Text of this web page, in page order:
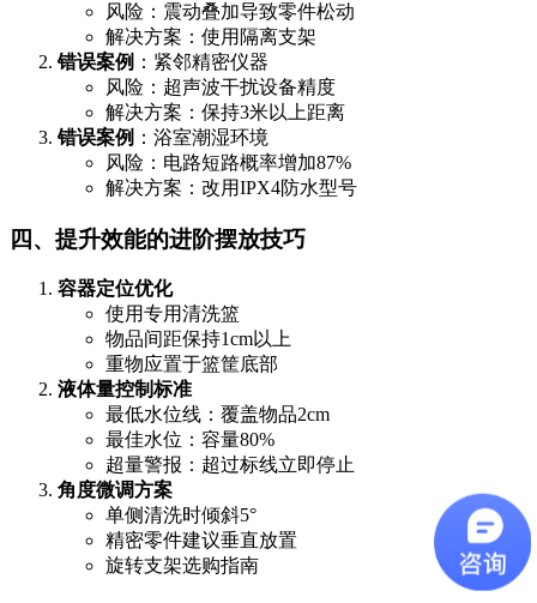
风险：震动叠加导致零件松动
解决方案：使用隔离支架
错误案例 ：紧邻精密仪器
风险：超声波干扰设备精度
解决方案：保持3米以上距离
错误案例 ：浴室潮湿环境
风险：电路短路概率增加87%
解决方案：改用IPX4防水型号
四、提升效能的进阶摆放技巧
容器定位优化
使用专用清洗篮
物品间距保持1cm以上
重物应置于篮筐底部
液体量控制标准
最低水位线：覆盖物品2cm
最佳水位：容量80%
超量警报：超过标线立即停止
角度微调方案
单侧清洗时倾斜5°
精密零件建议垂直放置
旋转支架选购指南